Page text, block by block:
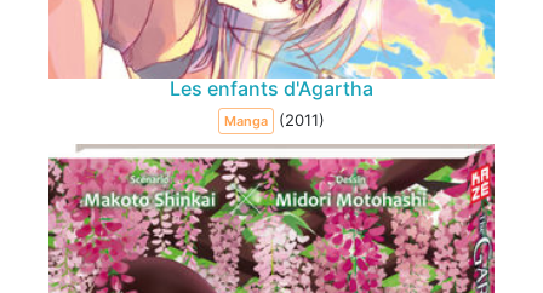
Les enfants d'Agartha
Manga (2011)